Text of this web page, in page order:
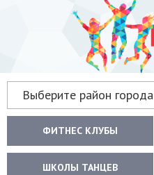
Выберите район города
ФИТНЕС КЛУБЫ
ШКОЛЫ ТАНЦЕВ